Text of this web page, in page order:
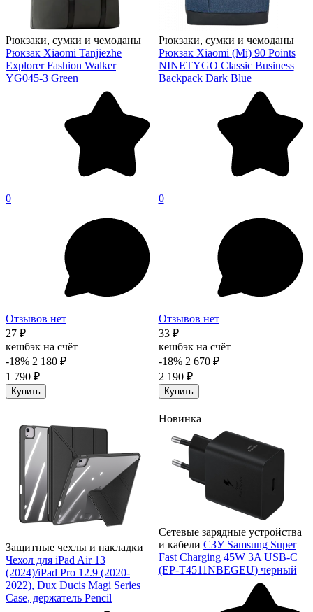
Рюкзаки, сумки и чемоданы
Рюкзак Xiaomi Tanjiezhe
Explorer Fashion Walker
YG045-3 Green
0
Отзывов нет
27 ₽
кешбэк на счёт
-18% 2 180 ₽
1 790 ₽
Купить
Рюкзаки, сумки и чемоданы
Рюкзак Xiaomi (Mi) 90 Points
NINETYGO Classic Business
Backpack Dark Blue
0
Отзывов нет
33 ₽
кешбэк на счёт
-18% 2 670 ₽
2 190 ₽
Купить
Защитные чехлы и накладки
Чехол для iPad Air 13
(2024)/iPad Pro 12.9 (2020-
2022), Dux Ducis Magi Series
Case, держатель Pencil
Новинка
Сетевые зарядные устройства
и кабели СЗУ Samsung Super
Fast Charging 45W 3A USB-C
(EP-T4511NBEGEU) черный